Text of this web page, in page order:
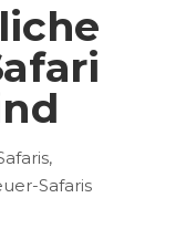
Safaris